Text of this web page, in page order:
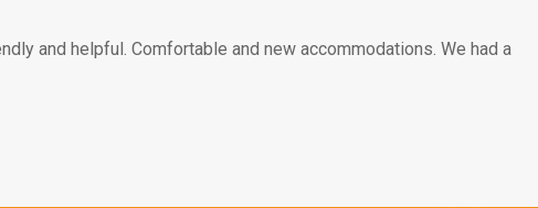
and helpful. Comfortable and new accommodations. We had a